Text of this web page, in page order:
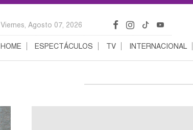
Viernes, Agosto 07, 2026
HOME ESPECTÁCULOS TV INTERNACIONAL